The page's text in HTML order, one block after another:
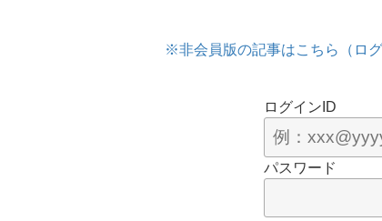
※非会員版の記事はこちら（ロ
ログインID
パスワード